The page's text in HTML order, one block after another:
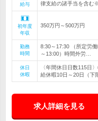
給与
律支給の諸手当を含む
初年度
年収
350万円～500万円
勤務
時間
8:30～17:30 （所定労
～13:00）時間外労…
休日
休暇
〈年間休日日数115日
給休暇10日～20日（下
求人詳細を見る